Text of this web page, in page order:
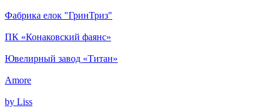
Фабрика елок "ГринТриз"
ПК «Конаковский фаянс»
Ювелирный завод «Титан»
Amore
by Liss